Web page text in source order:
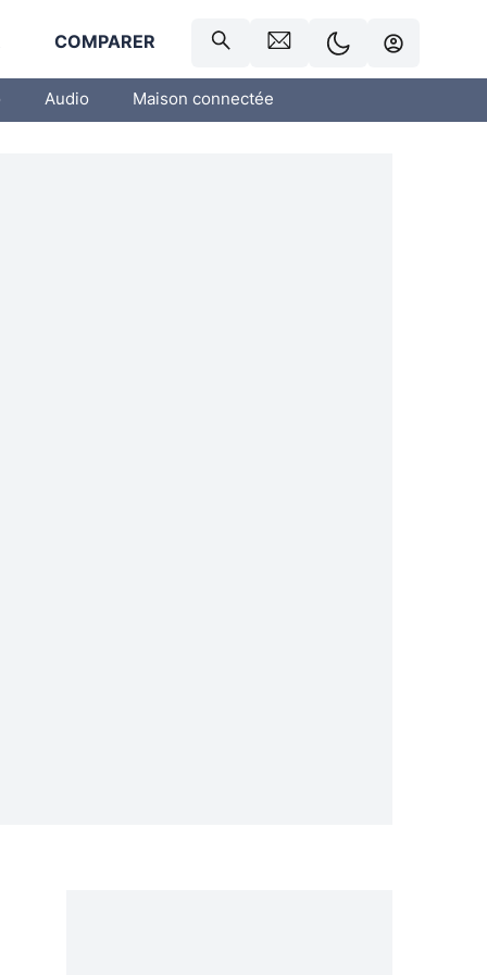
COMPARER
Audio Maison connectée